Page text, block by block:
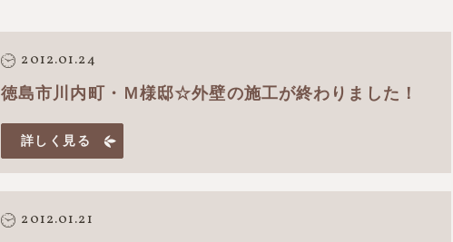
2012.01.24
徳島市川内町・Ｍ様邸☆外壁の施工が終わりました！
詳しく見る
2012.01.21